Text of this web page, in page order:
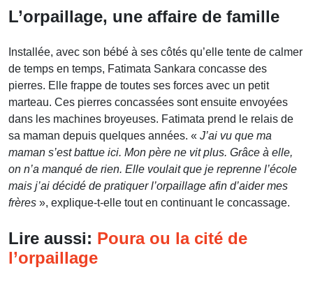
L’orpaillage, une affaire de famille
Installée, avec son bébé à ses côtés qu’elle tente de calmer
de temps en temps, Fatimata Sankara concasse des
pierres. Elle frappe de toutes ses forces avec un petit
marteau. Ces pierres concassées sont ensuite envoyées
dans les machines broyeuses. Fatimata prend le relais de
sa maman depuis quelques années. « J’ai vu que ma
maman s’est battue ici. Mon père ne vit plus. Grâce à elle,
on n’a manqué de rien. Elle voulait que je reprenne l’école
mais j’ai décidé de pratiquer l’orpaillage afin d’aider mes
frères », explique-t-elle tout en continuant le concassage.
Lire aussi: Poura ou la cité de
l’orpaillage